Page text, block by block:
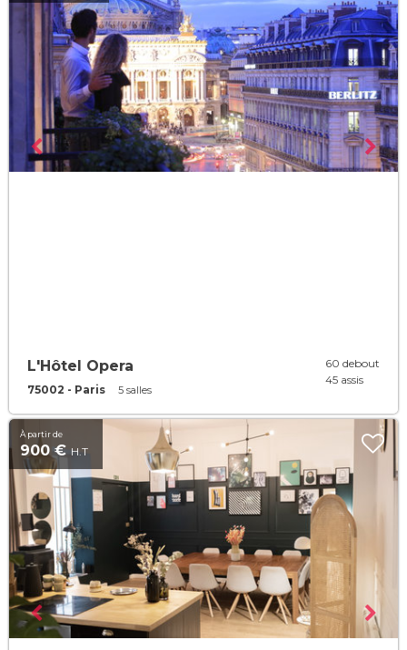
L'Hôtel Opera
75002 - Paris 5 salles
60 debout
45 assis
À partir de
900 € H.T